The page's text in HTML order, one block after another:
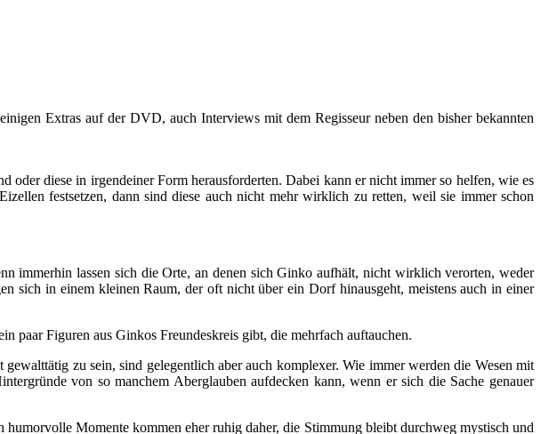
Extras auf der DVD, auch Interviews mit dem Regisseur neben den bisher bekannten
diese in irgendeiner Form herausforderten. Dabei kann er nicht immer so helfen, wie es
festsetzen, dann sind diese auch nicht mehr wirklich zu retten, weil sie immer schon
immerhin lassen sich die Orte, an denen sich Ginko aufhält, nicht wirklich verorten, weder
sich in einem kleinen Raum, der oft nicht über ein Dorf hinausgeht, meistens auch in einer
paar Figuren aus Ginkos Freundeskreis gibt, die mehrfach auftauchen.
zu sein, sind gelegentlich aber auch komplexer. Wie immer werden die Wesen mit
von so manchem Aberglauben aufdecken kann, wenn er sich die Sache genauer
Momente kommen eher ruhig daher, die Stimmung bleibt durchweg mystisch und